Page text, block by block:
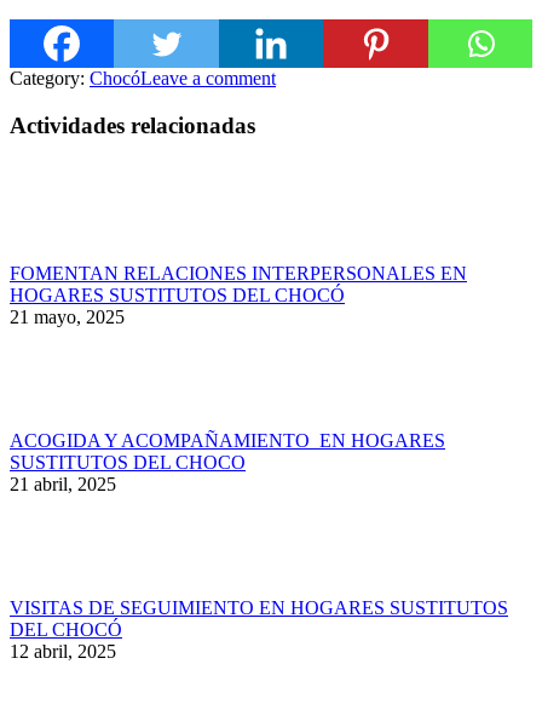
Category: ChocóLeave a comment
Actividades relacionadas
FOMENTAN RELACIONES INTERPERSONALES EN
HOGARES SUSTITUTOS DEL CHOCÓ
21 mayo, 2025
ACOGIDA Y ACOMPAÑAMIENTO EN HOGARES
SUSTITUTOS DEL CHOCO
21 abril, 2025
VISITAS DE SEGUIMIENTO EN HOGARES SUSTITUTOS
DEL CHOCÓ
12 abril, 2025